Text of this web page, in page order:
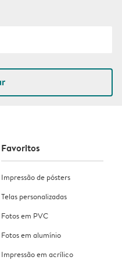
Favoritos
Impressão de pósters
Telas personalizadas
Fotos em PVC
Fotos em alumínio
Impressão em acrílico